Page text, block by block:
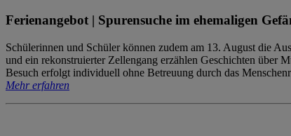
Ferienangebot | Spurensuche im ehemaligen
Schülerinnen und Schüler können zudem am 13. August die
und ein rekonstruierter Zellengang erzählen Geschichten über
Besuch erfolgt individuell ohne Betreuung durch das
Mehr erfahren